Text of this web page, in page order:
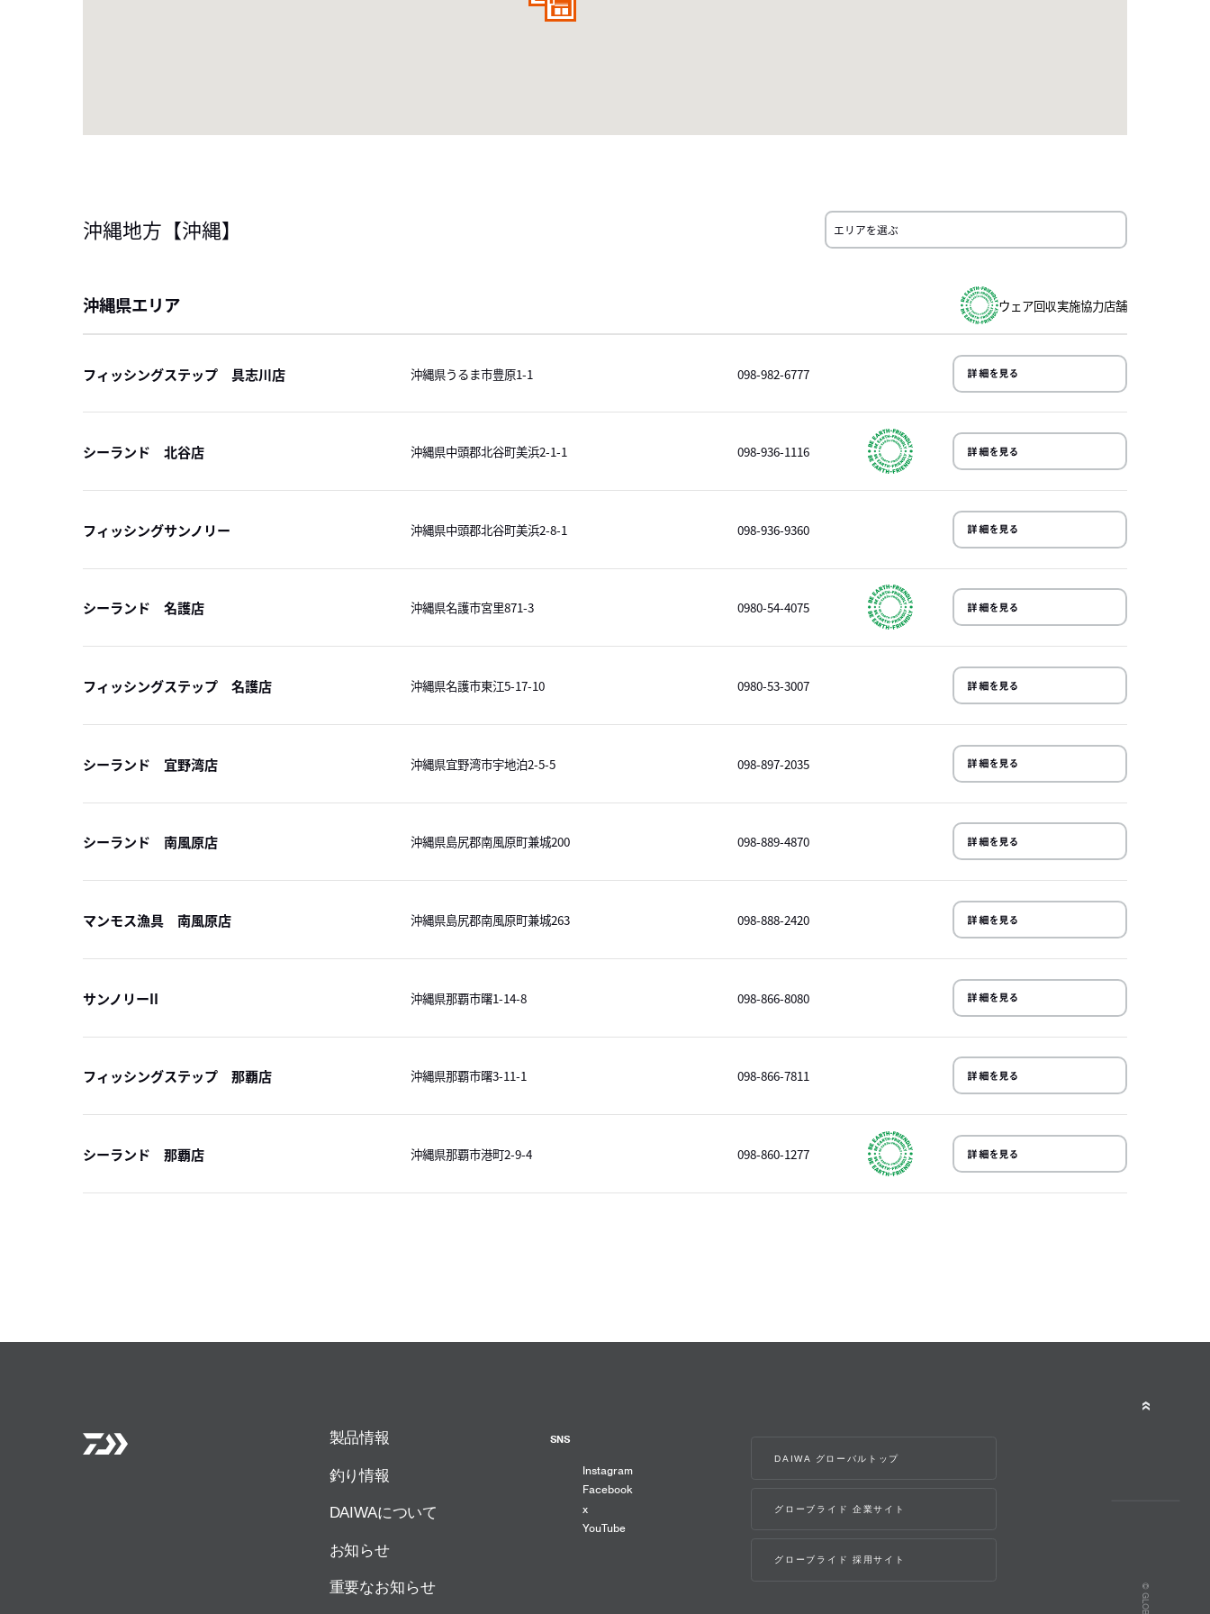
沖縄地方 【沖縄】
沖縄県エリア
フィッシングステップ 具志川店 沖縄県うるま市豊原1-1 098-982-6777 詳細を見る
シーランド 北谷店 沖縄県中頭郡北谷町美浜2-1-1 098-936-1116 詳細を見る
フィッシングサンノリー 沖縄県中頭郡北谷町美浜2-8-1 098-936-9360 詳細を見る
シーランド 名護店 沖縄県名護市宮里871-3 0980-54-4075 詳細を見る
フィッシングステップ 名護店 沖縄県名護市東江5-17-10 0980-53-3007 詳細を見る
シーランド 宜野湾店 沖縄県宜野湾市宇地泊2-5-5 098-897-2035 詳細を見る
シーランド 南風原店 沖縄県島尻郡南風原町兼城200 098-889-4870 詳細を見る
マンモス漁具 南風原店 沖縄県島尻郡南風原町兼城263 098-888-2420 詳細を見る
サンノリーII 沖縄県那覇市曙1-14-8 098-866-8080 詳細を見る
フィッシングステップ 那覇店 沖縄県那覇市曙3-11-1 098-866-7811 詳細を見る
シーランド 那覇店 沖縄県那覇市港町2-9-4 098-860-1277 詳細を見る
製品情報
釣り情報
DAIWAについて
お知らせ
重要なお知らせ
SNS
Instagram
Facebook
x
YouTube
DAIWA グローバルトップ
グローブライド 企業サイト
グローブライド 採用サイト